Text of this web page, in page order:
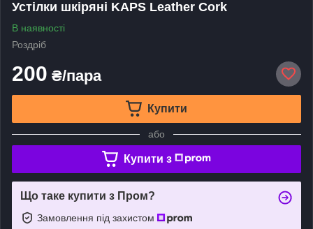
Устілки шкіряні KAPS Leather Cork
В наявності
Роздріб
200 ₴/пара
Купити
або
Купити з
Що таке купити з Пром?
Замовлення під захистом